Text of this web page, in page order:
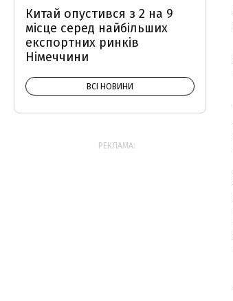
Китай опустився з 2 на 9
місце серед найбільших
експортних ринків
Німеччини
ВСІ НОВИНИ
РЕКЛАМА: